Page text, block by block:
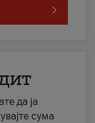
да ја
сума